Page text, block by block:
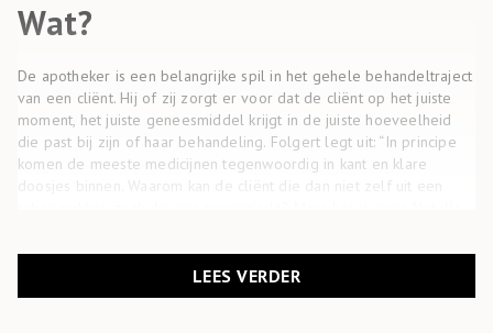
Wat?
De apotheker is een belangrijke spil in het gehele behandeltraject
van een cliënt. Hij of zij zorgt er voor dat de cliënt op het juiste
moment, het juiste geneesmiddel krijgt in de juiste hoeveelheid
die past bij zijn of haar behandeling. Folgert legt uit: “In principe
komen de meeste medicijnen tegenwoordig in kant en klare
doosjes binnen. Waarom kan de cliënt die dan niet zelf uit een
het erop smeert. Bij een zalf of medicijn is de dosering wél
“De apotheek zorgt voor uniforme vastlegging, waar anderen
LEES VERDER